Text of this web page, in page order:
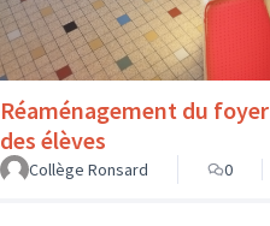
Réaménagement du foyer
des élèves
Collège Ronsard
0